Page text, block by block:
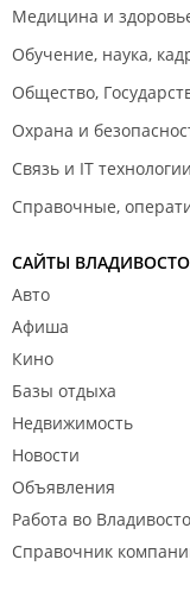
Медицина и
Обучение, наука,
Общество,
Охрана и
Связь и IT технологии
Справочные,
САЙТЫ
Авто
Афиша
Кино
Базы отдыха
Недвижимость
Новости
Объявления
Работа во
Справочник